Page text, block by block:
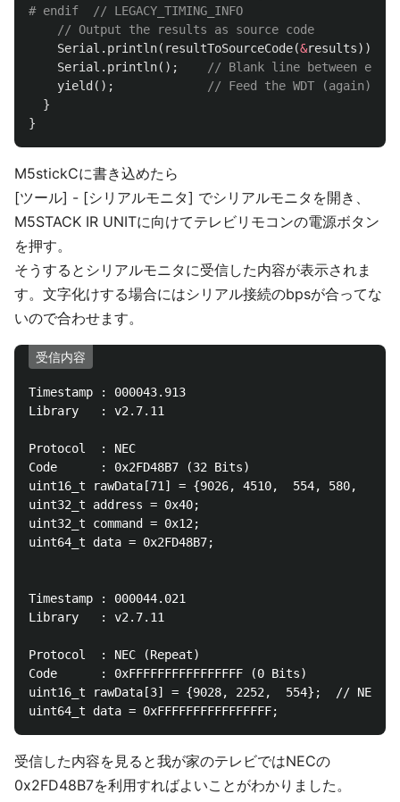
// Output the results as source code
Serial . println( resultToSourceCode(&results));
Serial . println();
// Blank line between
yield ();
// Feed the WDT (again)
}
}
M5stickCに書き込めたら
[ツール] - [シリアルモニタ] でシリアルモニタを開き、
M5STACK IR UNITに向けてテレビリモコンの電源ボタン
を押す。
そうするとシリアルモニタに受信した内容が表示されま
す。文字化けする場合にはシリアル接続のbpsが合ってな
いので合わせます。
受信内容
Timestamp : 000043.913
Library   : v2.7.11
Protocol  : NEC
Code      : 0x2FD48B7 (32 Bits)
uint16_t rawData[71] = {9026, 4510,  554, 580,
uint32_t address = 0x40;
uint32_t command = 0x12;
uint64_t data = 0x2FD48B7;
Timestamp : 000044.021
Library   : v2.7.11
Protocol  : NEC (Repeat)
Code      : 0xFFFFFFFFFFFFFFFF (0 Bits)
uint16_t rawData[3] = {9028, 2252,  554};  // NEC
受信した内容を見ると我が家のテレビではNECの
0x2FD48B7を利用すればよいことがわかりました。